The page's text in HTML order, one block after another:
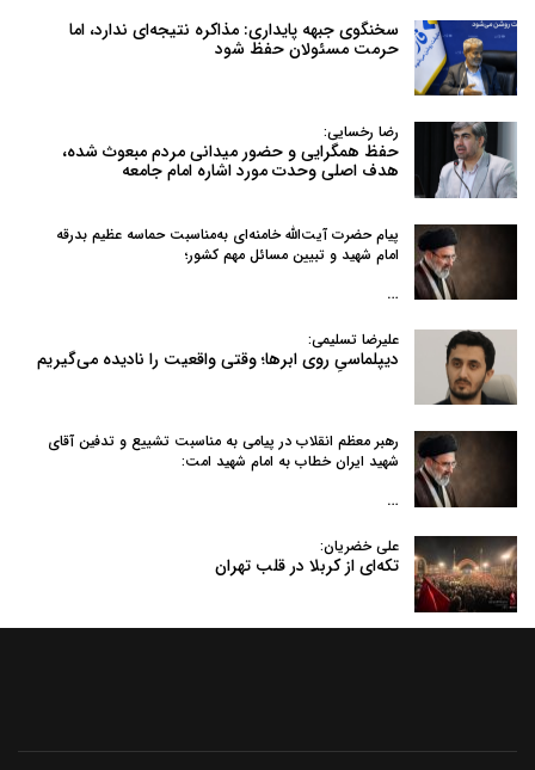
سخنگوی جبهه پایداری: مذاکره نتیجه‌ای ندارد، اما
حرمت مسئولان حفظ شود
رضا رخسایی:
حفظ همگرایی و حضور میدانی مردم مبعوث شده،
هدف اصلی وحدت مورد اشاره امام جامعه
پیام حضرت آیت‌الله خامنه‌ای به‌مناسبت حماسه عظیم بدرقه
امام شهید و تبیین مسائل مهم کشور؛
…
علیرضا تسلیمی:
دیپلماسیِ روی ابرها؛ وقتی واقعیت را نادیده می‌گیریم
رهبر معظم انقلاب در پیامی به‌ مناسبت تشییع و تدفین آقای
شهید ایران خطاب به امام شهید امت:
…
علی خضریان:
تکه‌ای از کربلا در قلب تهران